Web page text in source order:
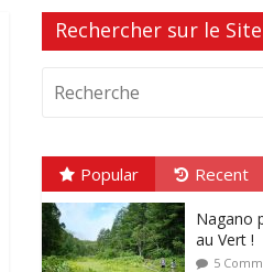
Rechercher sur le Site
Popular Recent
Nagano
au Vert !
5